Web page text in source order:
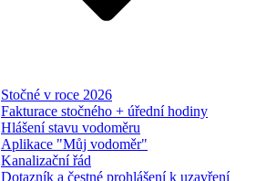
Stočné v roce 2026
Fakturace stočného + úřední hodiny
Hlášení stavu vodoměru
Aplikace "Můj vodoměr"
Kanalizační řád
Dotazník a čestné prohlášení k uzavření